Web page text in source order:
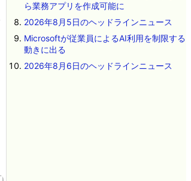
ら業務アプリを作成可能に
2026年8月5日のヘッドラインニュース
Microsoftが従業員によるAI利用を制限する
動きに出る
2026年8月6日のヘッドラインニュース